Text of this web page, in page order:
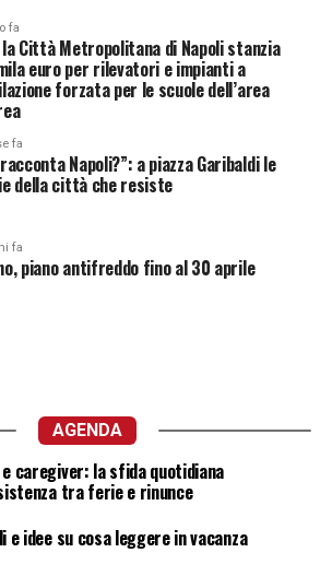
fa
la Città Metropolitana di Napoli stanzia
euro per rilevatori e impianti a
forzata per le scuole dell’area
fa
Napoli?”: a piazza Garibaldi le
della città che resiste
fa
piano antifreddo fino al 30 aprile
AGENDA
caregiver: la sfida quotidiana
tra ferie e rinunce
e idee su cosa leggere in vacanza